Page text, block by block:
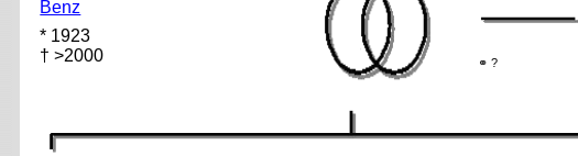
Benz
* 1923
† >2000
⚭ ?